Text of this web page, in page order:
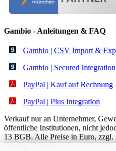
Gambio - Anleitungen & FAQ
Gambio | CSV Import &
Gambio | Secured Integration
PayPal | Kauf auf Rechnung
PayPal | Plus Integration
Verkauf nur an Unternehmer,
öffentliche Institutionen, nicht
13 BGB. Alle Preise in Euro, zzgl.
Gambio © 2026